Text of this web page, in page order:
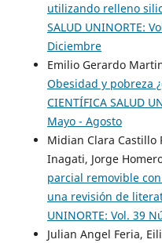
utilizando relleno
SALUD UNINORTE:
Diciembre
Emilio Gerardo
Obesidad y pobreza
CIENTÍFICA SALUD
Mayo - Agosto
Midian Clara Castillo
Inagati, Jorge
parcial removible
una revisión de
UNINORTE: Vol. 39
Julian Angel Feria,